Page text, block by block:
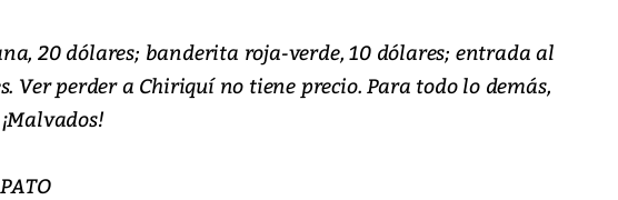
20 dólares; banderita roja-verde, 10 dólares; entrada al
Ver perder a Chiriquí no tiene precio. Para todo lo demás,